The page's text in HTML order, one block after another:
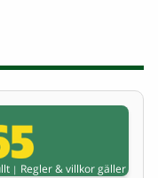
| Regler & villkor gäller